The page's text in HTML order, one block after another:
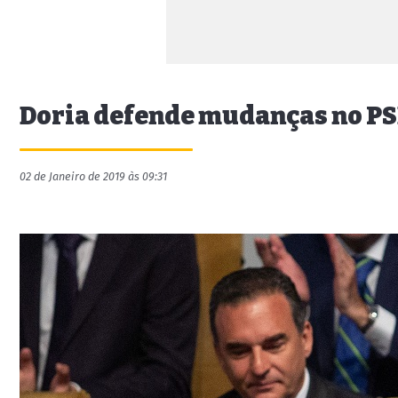
Doria defende mudanças no
02 de Janeiro de 2019 às 09:31